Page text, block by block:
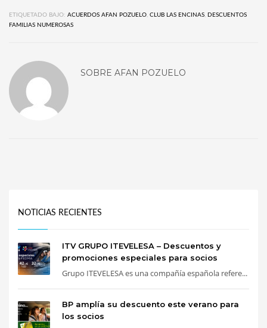
ETIQUETADO BAJO: ACUERDOS AFAN POZUELO CLUB LAS ENCINAS
DESCUENTOS
FAMILIAS NUMEROSAS
SOBRE AFAN POZUELO
NOTICIAS RECIENTES
ITV GRUPO ITEVELESA – Descuentos y
promociones especiales para socios
Grupo ITEVELESA es una compañía española refere...
BP amplía su descuento este verano para
los socios